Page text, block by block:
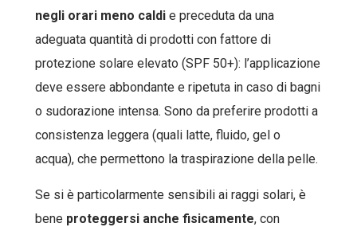
negli orari meno caldi e preceduta da una
adeguata quantità di prodotti con fattore di
protezione solare elevato (SPF 50+): l’applicazione
deve essere abbondante e ripetuta in caso di bagni
o sudorazione intensa. Sono da preferire prodotti a
consistenza leggera (quali latte, fluido, gel o
acqua), che permettono la traspirazione della pelle.
Se si è particolarmente sensibili ai raggi solari, è
bene proteggersi anche fisicamente, con